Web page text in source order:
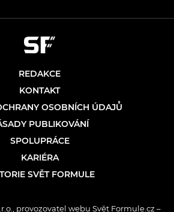
REDAKCE
KONTAKT
OSOBNÍCH ÚDAJŮ
PUBLIKOVÁNÍ
SPOLUPRÁCE
KARIÉRA
SVĚT FORMULE
provozovatel webu Svět Formule.cz –